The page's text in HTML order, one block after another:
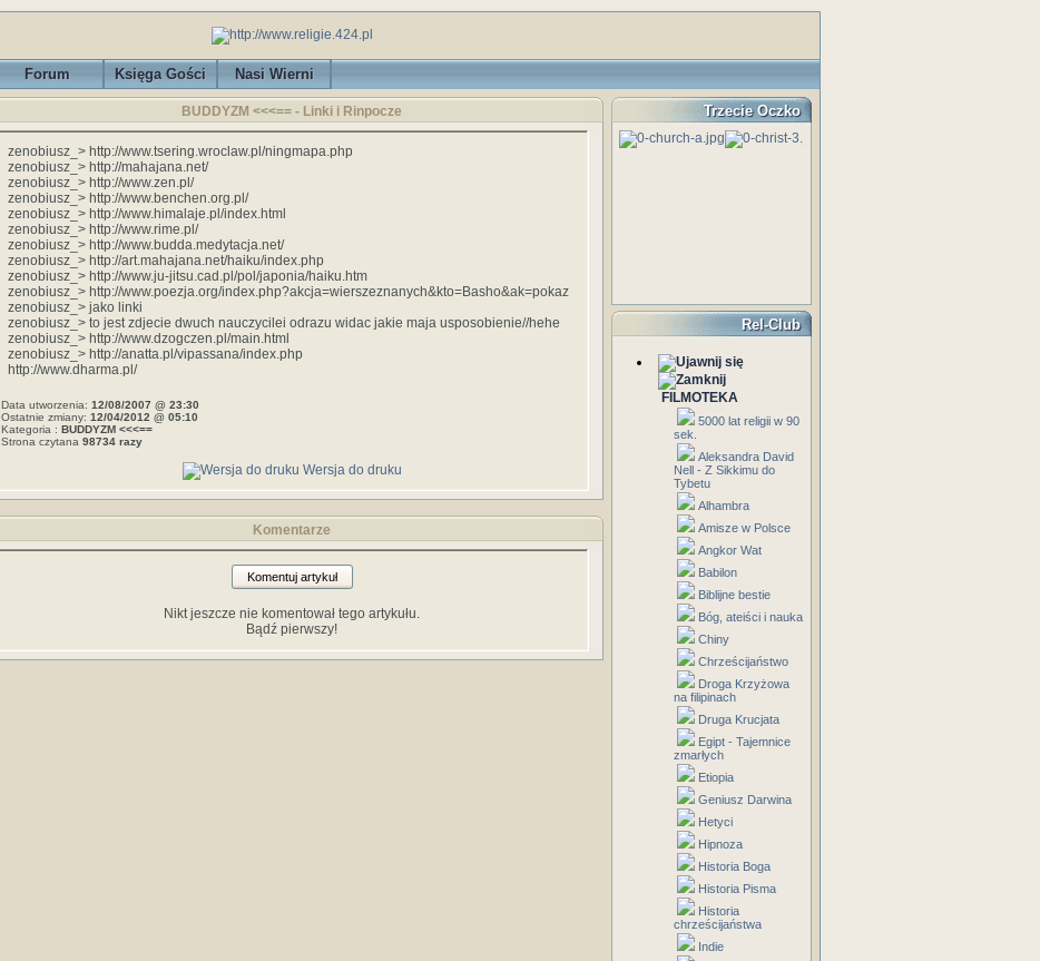
Forum Księga Gości Nasi Wierni
BUDDYZM <<<== - Linki i Rinpocze
zenobiusz_> http://www.tsering.wroclaw.pl/ningmapa.php
zenobiusz_> http://mahajana.net/
zenobiusz_> http://www.zen.pl/
zenobiusz_> http://www.benchen.org.pl/
zenobiusz_> http://www.himalaje.pl/index.html
zenobiusz_> http://www.rime.pl/
zenobiusz_> http://www.budda.medytacja.net/
zenobiusz_> http://art.mahajana.net/haiku/index.php
zenobiusz_> http://www.ju-jitsu.cad.pl/pol/japonia/haiku.htm
zenobiusz_> http://www.poezja.org/index.php?akcja=wierszeznanych&kto=Basho&ak=pokaz
zenobiusz_> jako linki
zenobiusz_> to jest zdjecie dwuch nauczycilei odrazu widac jakie maja usposobienie//hehe
zenobiusz_> http://www.dzogczen.pl/main.html
zenobiusz_> http://anatta.pl/vipassana/index.php
http://www.dharma.pl/
Data utworzenia: 12/08/2007 @ 23:30
Ostatnie zmiany: 12/04/2012 @ 05:10
Kategoria : BUDDYZM <<<==
Strona czytana 98734 razy
Wersja do druku
Komentarze
Komentuj artykuł
Nikt jeszcze nie komentował tego artykułu.
Bądź pierwszy!
Trzecie Oczko
Rel-Club
FILMOTEKA
5000 lat religii w 90
sek.
Aleksandra David
Nell - Z Sikkimu do
Tybetu
Alhambra
Amisze w Polsce
Angkor Wat
Babilon
Biblijne bestie
Bóg, ateiści i nauka
Chiny
Chrześcijaństwo
Droga Krzyżowa
na filipinach
Druga Krucjata
Egipt - Tajemnice
zmarłych
Etiopia
Geniusz Darwina
Hetyci
Hipnoza
Historia Boga
Historia Pisma
Historia
chrześcijaństwa
Indie